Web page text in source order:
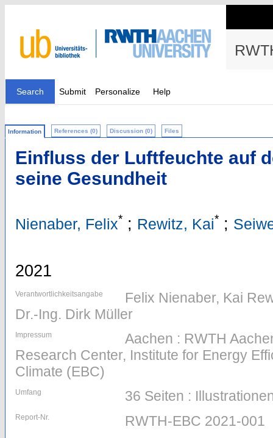
Search Submit Personalize Help
Information References (0) Discussion (0) Files
Einfluss der Luftfeuchte auf
seine Gesundheit
Nienaber, Felix* ; Rewitz, Kai* ;
2021
Verantwortlichkeitsangabe
Felix Nienaber, Kai
Dr.-Ing. Dirk Müller
Impressum
Aachen : RWTH
Research Center, Institute for Energy
Climate (EBC)
Umfang 36 Seiten :
Report-Nr. RWTH-EBC 2021-001